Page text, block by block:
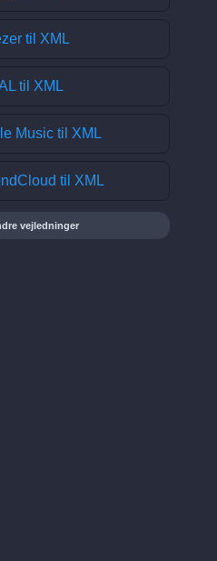
til XML
til XML
Music til XML
til XML
vejledninger